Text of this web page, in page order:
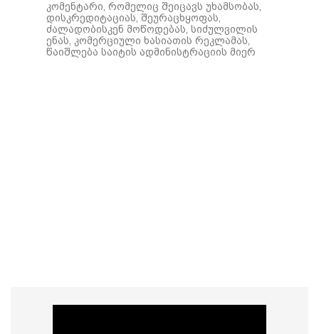
კომენტარი, რომელიც შეიცავს უხამსობას,
დისკრედიტაციას, შეურაცხყოფას,
ძალადობისკენ მოწოდებას, სიძულვილის
ენას, კომერციული ხასიათის რეკლამას,
წაიშლება საიტის ადმინისტრაციის მიერ